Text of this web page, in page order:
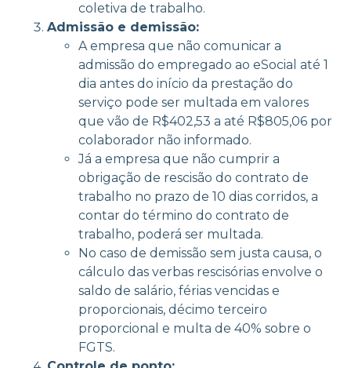
coletiva de trabalho.
Admissão e demissão:
A empresa que não comunicar a
admissão do empregado ao eSocial até 1
dia antes do início da prestação do
serviço pode ser multada em valores
que vão de R$402,53 a até R$805,06 por
colaborador não informado.
Já a empresa que não cumprir a
obrigação de rescisão do contrato de
trabalho no prazo de 10 dias corridos, a
contar do término do contrato de
trabalho, poderá ser multada.
No caso de demissão sem justa causa, o
cálculo das verbas rescisórias envolve o
saldo de salário, férias vencidas e
proporcionais, décimo terceiro
proporcional e multa de 40% sobre o
FGTS.